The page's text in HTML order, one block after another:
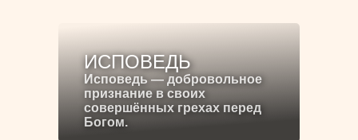
ИСПОВЕДЬ
Исповедь — добровольное
признание в своих
совершённых грехах перед
Богом.